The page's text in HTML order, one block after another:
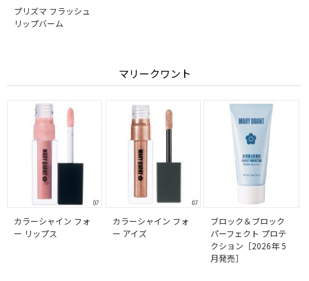
プリズマ フラッシュ
リップバーム
マリークワント
カラーシャイン フォ
ー リップス
カラーシャイン フォ
ー アイズ
ブロック＆ブロック
パーフェクト プロテ
クション［2026年 5
月発売］